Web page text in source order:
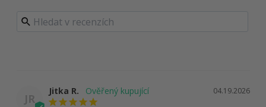
JR
04.19.2026
Jitka R.